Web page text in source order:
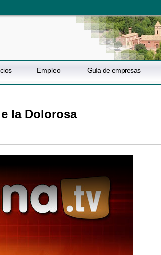
Empleo Guía de empresas
la Dolorosa